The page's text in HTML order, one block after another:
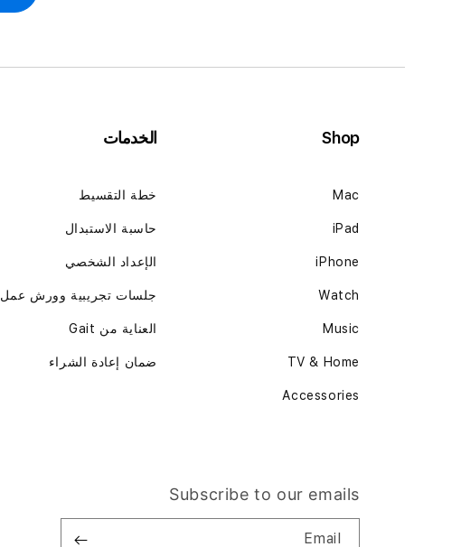
Shop
Mac
iPad
iPhone
Watch
Music
TV & Home
Accessories
الخدمات
خطة التقسيط
حاسبة الاستبدال
الإعداد الشخصي
جلسات تجريبية وورش عمل
العناية من Gait
ضمان إعادة الشراء
Subscribe to our emails
Email